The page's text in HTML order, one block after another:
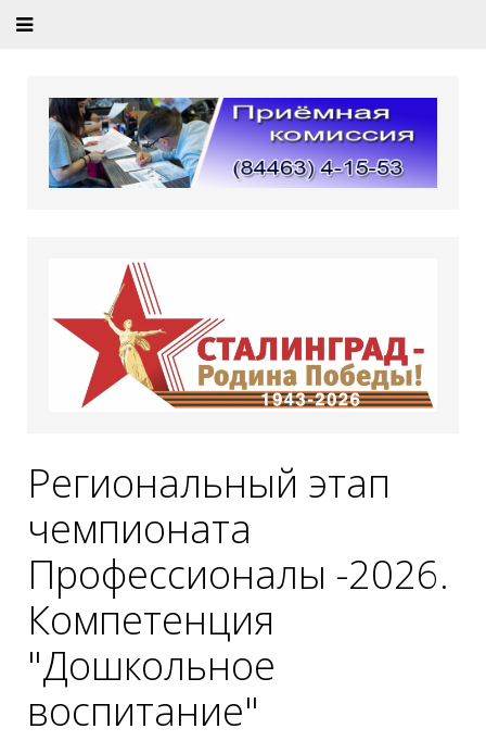
Региональный этап
чемпионата
Профессионалы -2026.
Компетенция
"Дошкольное
воспитание"